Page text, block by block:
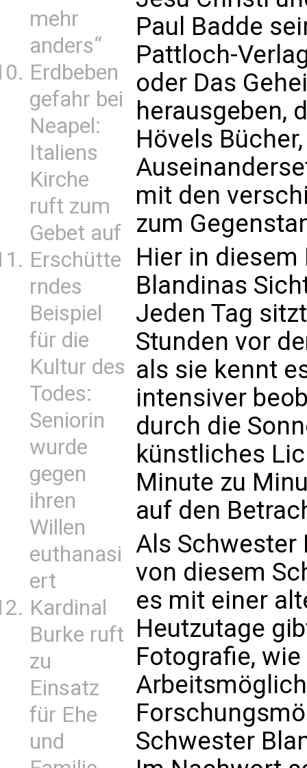
mehr
anders“
Erdbeben
gefahr bei
Neapel:
Italiens
Kirche
ruft zum
Gebet auf
Erschütte
rndes
Beispiel
für die
Kultur des
Todes:
Seniorin
wurde
gegen
ihren
Willen
euthanasi
ert
Kardinal
Burke ruft
zu
Einsatz
für Ehe
und
Paul Badde
Pattloch-
oder Das
herausgeben,
Hövels
mit den
zum
Hier in
Blandinas
Jeden Tag
Stunden vor
als sie kennt
intensiver
durch die
künstliches
Minute zu
auf den
Als Schwester
von diesem
es mit einer
Heutzutage
Fotografie,
Schwester